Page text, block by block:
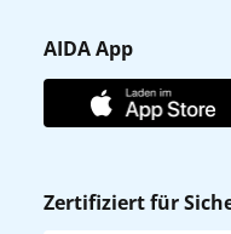
Affiliateprogramm
Verhaltens- &
Gästefragebogen
AIDA Club
AIDA App
AIDA App
Zertifiziert für